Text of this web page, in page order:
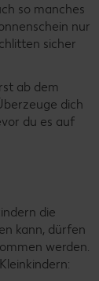
so manches
nur
sicher
ab dem
dich
du es auf
die
kann, dürfen
werden.